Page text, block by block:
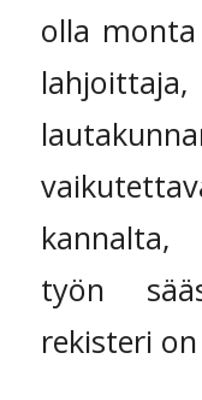
olla
työn
rekisteri